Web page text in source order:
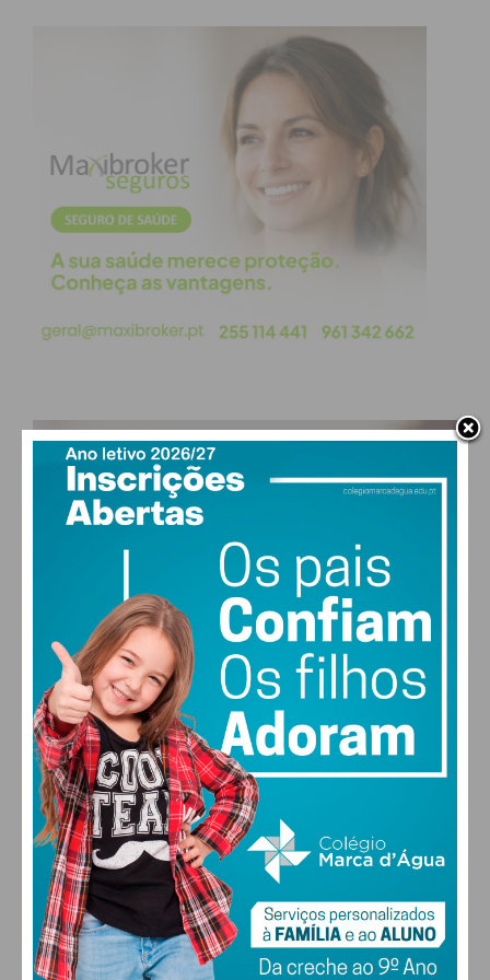
Assine nossa newsletter por e-mail e
obtenha de forma regular a informação
atualizada.
Eu li e concordo com os
condições
PAÇOS DE FERREIRA
17°
clear sky
MAX 17 • MIN 17
30°
SEX
28
SÁB
27 °
DOM
29 °
SEG
FARMACIAS DE SERVIÇO EM PAÇOS DE
FERREIRA